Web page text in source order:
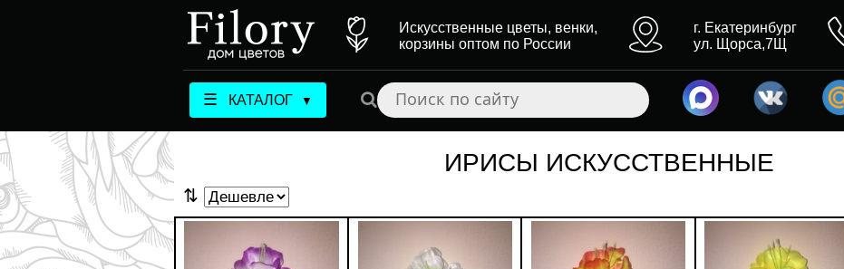
Искусственные цветы, венки,
корзины оптом по России
г. Екатеринбург
ул. Щорса,7Щ
☰ КАТАЛОГ ▼
ИРИСЫ ИСКУССТВЕННЫЕ
⇅